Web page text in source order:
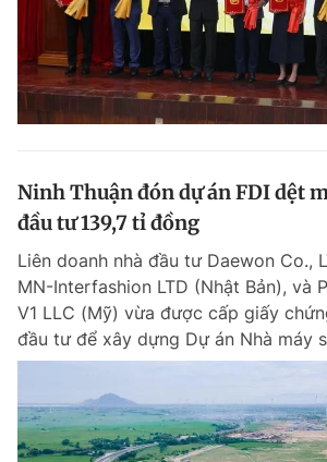
Ninh Thuận đón dự án FDI dệt
đầu tư 139,7 tỉ đồng
Liên doanh nhà đầu tư Daewon Co.,
MN-Interfashion LTD (Nhật Bản), và
V1 LLC (Mỹ) vừa được cấp giấy
đầu tư để xây dựng Dự án Nhà máy